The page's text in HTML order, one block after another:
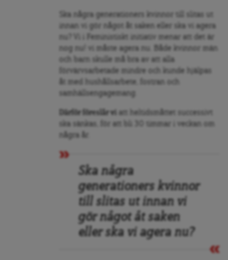
Ska några generationers kvinnor till slitas ut
innan vi gör något åt saken eller ska vi agera
nu? Vi i Feministiskt initiativ menar att det är
nog nu! vi måste agera nu. Både kvinnor män
och barn skulle må bra av att alla
förvärvsarbetade mindre och kunde hjälpas
åt med hushållsarbete, fostran och
samhällsengagemang.
Därför föreslår vi
att heltidsmåttet successivt
ska sänkas, för att bli 30 timmar i veckan om
några år.
Ska några
generationers kvinnor
till slitas ut innan vi
gör något åt saken
eller ska vi agera nu?